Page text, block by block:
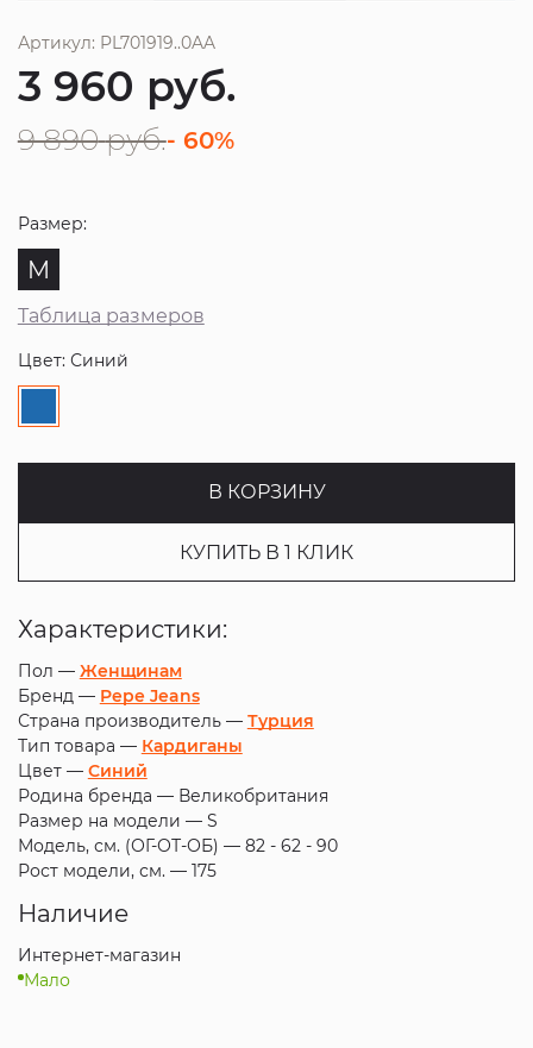
Артикул: PL701919..0AA
3 960 руб.
9 890 руб.- 60%
Размер:
M
Таблица размеров
Цвет: Синий
В КОРЗИНУ
КУПИТЬ В 1 КЛИК
Характеристики:
Пол — Женщинам
Бренд — Pepe Jeans
Страна производитель — Турция
Тип товара — Кардиганы
Цвет — Синий
Родина бренда — Великобритания
Размер на модели — S
Модель, см. (ОГ-ОТ-ОБ) — 82 - 62 - 90
Рост модели, см. — 175
Наличие
Интернет-магазин
Мало